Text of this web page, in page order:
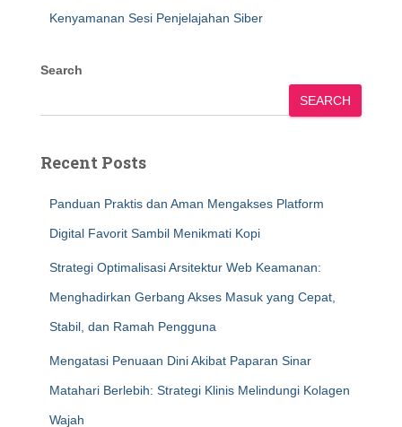
Kenyamanan Sesi Penjelajahan Siber
Search
SEARCH
Recent Posts
Panduan Praktis dan Aman Mengakses Platform
Digital Favorit Sambil Menikmati Kopi
Strategi Optimalisasi Arsitektur Web Keamanan:
Menghadirkan Gerbang Akses Masuk yang Cepat,
Stabil, dan Ramah Pengguna
Mengatasi Penuaan Dini Akibat Paparan Sinar
Matahari Berlebih: Strategi Klinis Melindungi Kolagen
Wajah